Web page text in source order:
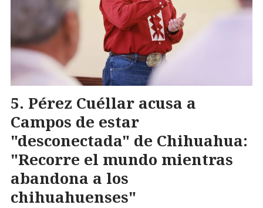
Pérez Cuéllar acusa a
Campos de estar
"desconectada" de Chihuahua:
"Recorre el mundo mientras
abandona a los
chihuahuenses"